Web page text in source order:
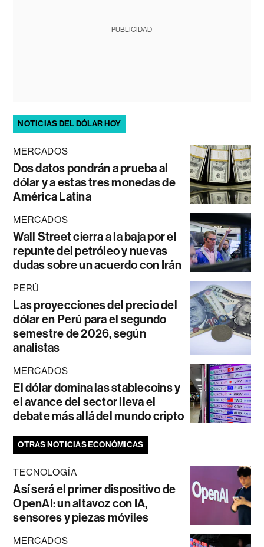
PUBLICIDAD
NOTICIAS DEL DÓLAR HOY
MERCADOS
Dos datos pondrán a prueba al
dólar y a estas tres monedas de
América Latina
MERCADOS
Wall Street cierra a la baja por el
repunte del petróleo y nuevas
dudas sobre un acuerdo con Irán
PERÚ
Las proyecciones del precio del
dólar en Perú para el segundo
semestre de 2026, según
analistas
MERCADOS
El dólar domina las stablecoins y
el avance del sector lleva el
debate más allá del mundo cripto
OTRAS NOTICIAS ECONÓMICAS
TECNOLOGÍA
Así será el primer dispositivo de
OpenAI: un altavoz con IA,
sensores y piezas móviles
MERCADOS